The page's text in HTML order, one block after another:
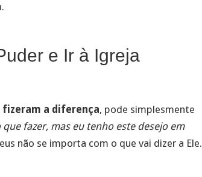
e Ir à Igreja
fizeram a diferença, pode simplesmente
que fazer, mas eu tenho este desejo em
não se importa com o que vai dizer a Ele.